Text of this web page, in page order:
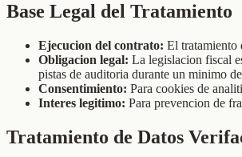
Base Legal del Tratamiento
Ejecucion del contrato: El tratamiento
Obligacion legal: La legislacion fiscal
pistas de auditoria durante un minimo
Consentimiento: Para cookies de
Interes legitimo: Para prevencion de
Tratamiento de Datos